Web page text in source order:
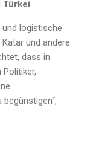
Türkei
logistische
und andere
dass in